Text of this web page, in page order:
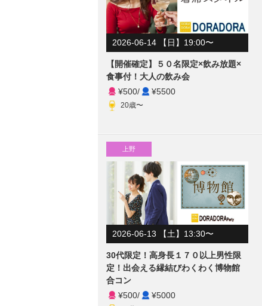
2026-06-14 【日】19:00〜
【開催確定】５０名限定×飲み放題×
食事付！大人の飲み会
¥500/ ¥5500
20歳〜
上野
2026-06-13 【土】13:30〜
30代限定！高身長１７０以上男性限
定！出会える縁結びわくわく博物館
合コン
¥500/ ¥5000